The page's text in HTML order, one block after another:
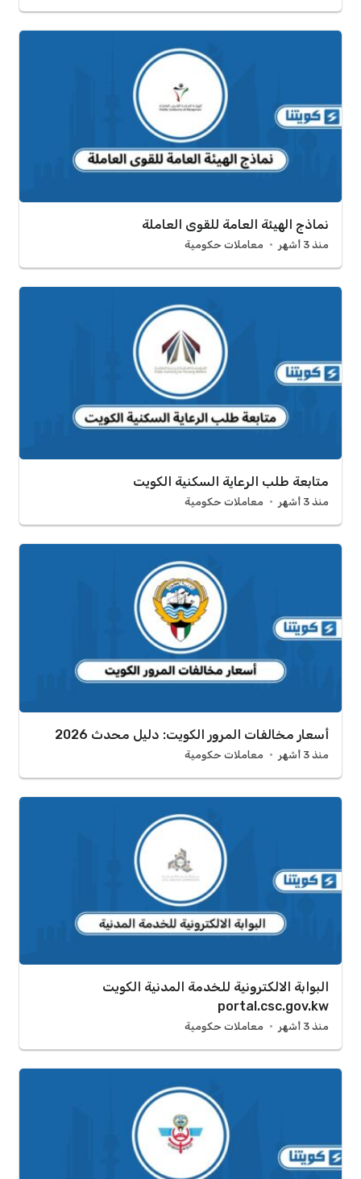
نماذج الهيئة العامة للقوى العاملة
منذ 3 أشهر معاملات حكومية
متابعة طلب الرعاية السكنية الكويت
منذ 3 أشهر معاملات حكومية
أسعار مخالفات المرور الكويت: دليل محدث 2026
منذ 3 أشهر معاملات حكومية
البوابة الالكترونية للخدمة المدنية الكويت
portal.csc.gov.kw
منذ 3 أشهر معاملات حكومية